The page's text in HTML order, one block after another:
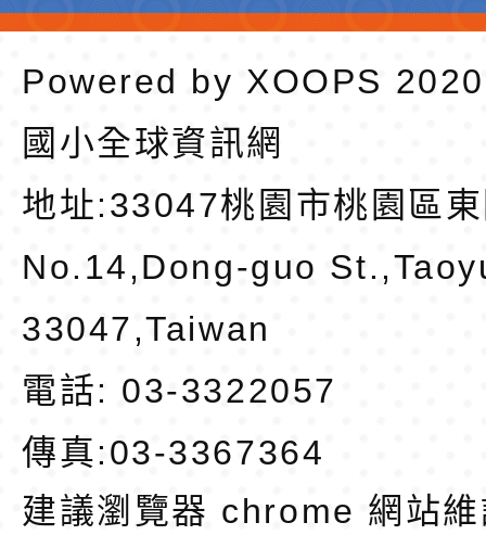
Powered by XOOPS
國小全球資訊網
地址:33047桃園市桃園區
No.14,Dong-guo
33047,Taiwan
電話: 03-3322057
傳真:03-3367364
建議瀏覽器 chrome 網站